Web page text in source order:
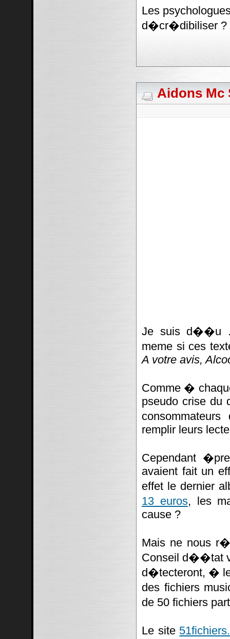
Les
d�cr�dibiliser ?
Aidons Mc
Je suis d��u
meme si ces
A votre avis,
Comme �
pseudo crise du
remplir leurs
Cependant
avaient fait un
effet le dernier
13 euros, les
cause ?
Mais ne nous
Conseil d��tat
d�tecteront, �
des fichiers
de 50 fichiers
Le site